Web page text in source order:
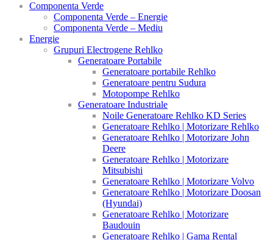
Componenta Verde
Componenta Verde – Energie
Componenta Verde – Mediu
Energie
Grupuri Electrogene Rehlko
Generatoare Portabile
Generatoare portabile Rehlko
Generatoare pentru Sudura
Motopompe Rehlko
Generatoare Industriale
Noile Generatoare Rehlko KD Series
Generatoare Rehlko | Motorizare Rehlko
Generatoare Rehlko | Motorizare John
Deere
Generatoare Rehlko | Motorizare
Mitsubishi
Generatoare Rehlko | Motorizare Volvo
Generatoare Rehlko | Motorizare Doosan
(Hyundai)
Generatoare Rehlko | Motorizare
Baudouin
Generatoare Rehlko | Gama Rental